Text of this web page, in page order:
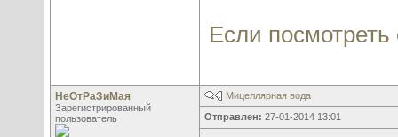
Если посмотреть
НеОтРаЗиМая
Зарегистрированный
пользователь
Мицеллярная вода
Отправлен: 27-01-2014 13:01